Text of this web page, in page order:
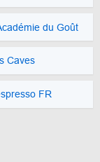
du Goût
Caves
FR